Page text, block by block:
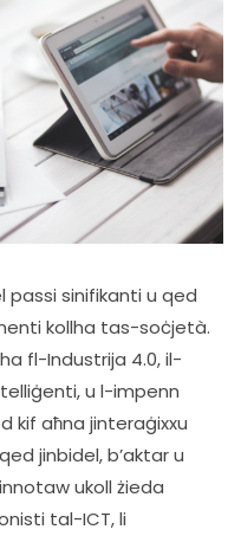
sinifikanti u qed
kollha tas-soċjetà.
fl-Industrija 4.0, il-
u l-impenn
kif aħna jinteraġixxu
jinbidel, b’aktar u
ukoll żieda
tal-ICT, li